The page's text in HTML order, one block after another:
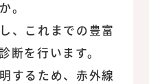
。
、これまでの豊富
断を行います。
するため、赤外線